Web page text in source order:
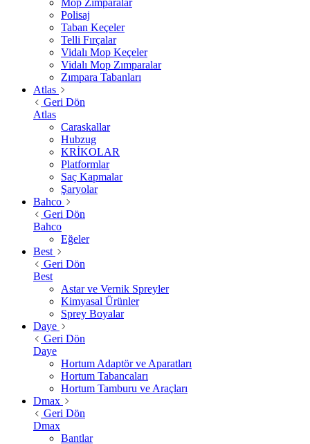
Mop Zımparalar
Polisaj
Taban Keçeler
Telli Fırçalar
Vidalı Mop Keçeler
Vidalı Mop Zımparalar
Zımpara Tabanları
Atlas
Geri Dön
Atlas
Caraskallar
Hubzug
KRİKOLAR
Platformlar
Saç Kapmalar
Şaryolar
Bahco
Geri Dön
Bahco
Eğeler
Best
Geri Dön
Best
Astar ve Vernik Spreyler
Kimyasal Ürünler
Sprey Boyalar
Daye
Geri Dön
Daye
Hortum Adaptör ve Aparatları
Hortum Tabancaları
Hortum Tamburu ve Araçları
Dmax
Geri Dön
Dmax
Bantlar